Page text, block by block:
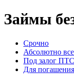
Займы
Срочно
Абсолютно
Под залог ПТС
Для